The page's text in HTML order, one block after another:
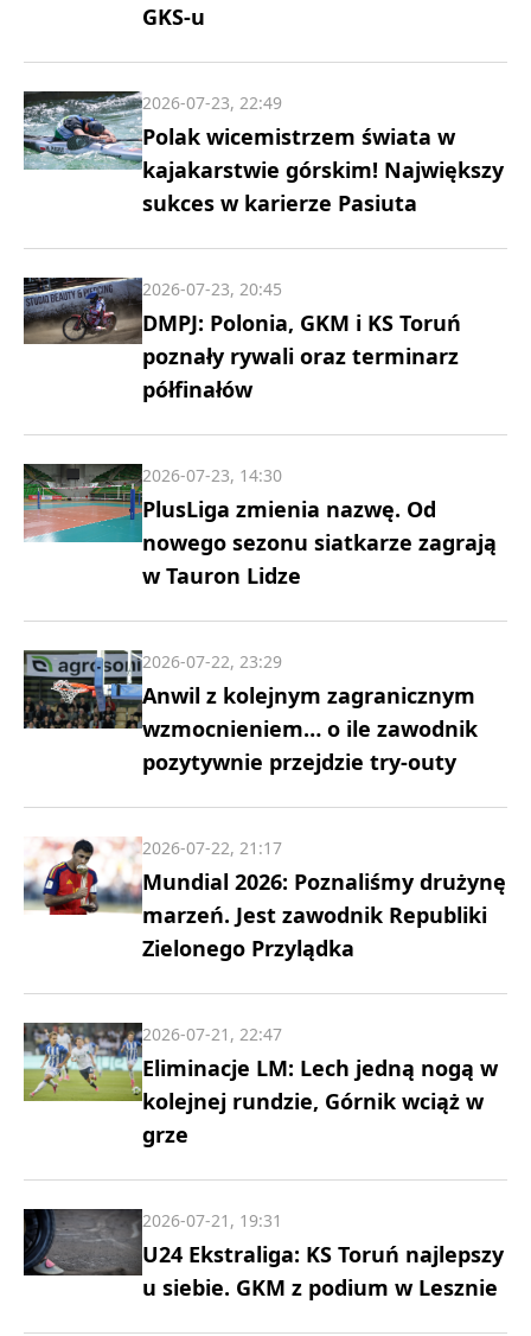
GKS-u
Polak wicemistrzem świata w
kajakarstwie górskim! Największy
sukces w karierze Pasiuta
2026-07-23, 22:49
DMPJ: Polonia, GKM i KS Toruń
poznały rywali oraz terminarz
półfinałów
2026-07-23, 20:45
PlusLiga zmienia nazwę. Od
nowego sezonu siatkarze zagrają
w Tauron Lidze
2026-07-23, 14:30
Anwil z kolejnym zagranicznym
wzmocnieniem… o ile zawodnik
pozytywnie przejdzie try-outy
2026-07-22, 23:29
Mundial 2026: Poznaliśmy drużynę
marzeń. Jest zawodnik Republiki
Zielonego Przylądka
2026-07-22, 21:17
Eliminacje LM: Lech jedną nogą w
kolejnej rundzie, Górnik wciąż w
grze
2026-07-21, 22:47
U24 Ekstraliga: KS Toruń najlepszy
u siebie. GKM z podium w Lesznie
2026-07-21, 19:31